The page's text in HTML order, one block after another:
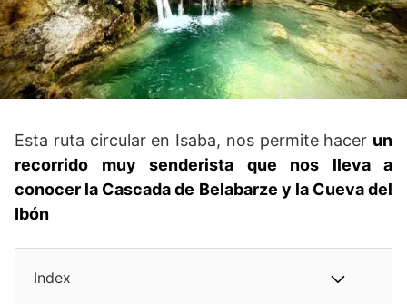
Esta ruta circular en Isaba, nos permite hacer un
recorrido muy senderista que nos lleva a
conocer la Cascada de Belabarze y la Cueva del
Ibón
Index